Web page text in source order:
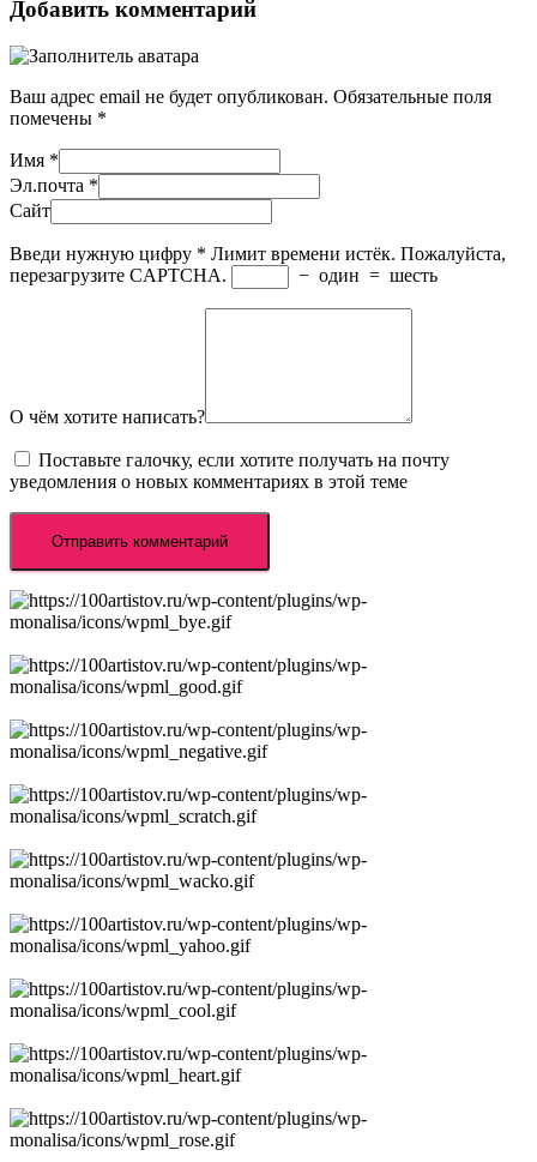
Добавить комментарий
Ваш адрес email не будет опубликован. Обязательные поля
помечены *
Имя *
Эл.почта *
Сайт
Введи нужную цифру * Лимит времени истёк. Пожалуйста,
перезагрузите CAPTCHA.
− один = шесть
О чём хотите написать?
Поставьте галочку, если хотите получать на почту
уведомления о новых комментариях в этой теме